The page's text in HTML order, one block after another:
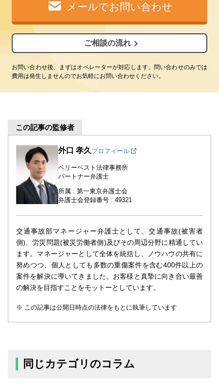
メールでお問い合わせ
ご相談の流れ
お問い合わせ後、まずはオペレーターが対応します。問い合わせのみでは
費用は発生しませんのでお気軽にお問い合わせください。
この記事の監修者
外口 孝久 プロフィール
ベリーベスト法律事務所
パートナー弁護士
所属 : 第一東京弁護士会
弁護士会登録番号 : 49321
交通事故部マネージャー弁護士として、交通事故(被害者
側)、労災問題(被災労働者側)及びその周辺分野に精通してい
ます。マネージャーとして全体を統括し、ノウハウの共有に
努めつつ、個人としても多数の重傷案件を含む400件以上の
案件を解決に導いてきました。お客様と真摯に向き合い最善
の解決を目指すことをモットーとしています。
この記事は公開日時点の法律をもとに執筆しています
同じカテゴリのコラム